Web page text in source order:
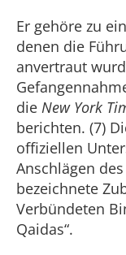
Er gehöre zu
denen die
anvertraut
die New York
berichten. (7)
offiziellen
Anschlägen
bezeichnete
Verbündeten
Qaidas“.